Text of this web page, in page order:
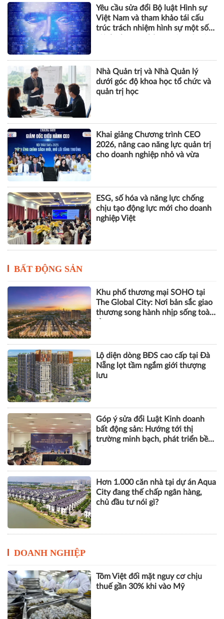
Yêu cầu sửa đổi Bộ luật Hình sự
Việt Nam và tham khảo tái cấu
trúc trách nhiệm hình sự một số
Nhà Quản trị và Nhà Quản lý
dưới góc độ khoa học tổ chức và
quản trị học
Khai giảng Chương trình CEO
2026, nâng cao năng lực quản trị
cho doanh nghiệp nhỏ và vừa
ESG, số hóa và năng lực chống
chịu tạo động lực mới cho doanh
nghiệp Việt
BẤT ĐỘNG SẢN
Khu phố thương mại SOHO tại
The Global City: Nơi bản sắc giao
thương song hành nhịp sống toàn
Lộ diện dòng BĐS cao cấp tại Đà
Nẵng lọt tầm ngắm giới thượng
lưu
Góp ý sửa đổi Luật Kinh doanh
bất động sản: Hướng tới thị
trường minh bạch, phát triển bền
Hơn 1.000 căn nhà tại dự án Aqua
City đang thế chấp ngân hàng,
chủ đầu tư nói gì?
DOANH NGHIỆP
Tôm Việt đối mặt nguy cơ chịu
thuế gần 30% khi vào Mỹ